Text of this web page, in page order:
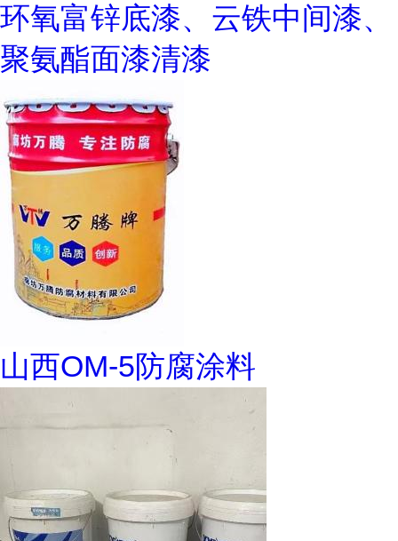
环氧富锌底漆、云铁中间漆、
聚氨酯面漆清漆
山西OM-5防腐涂料